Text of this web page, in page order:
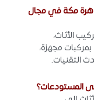
مكة في مجال
الأثاث،
مجهزة،
التقنيات.